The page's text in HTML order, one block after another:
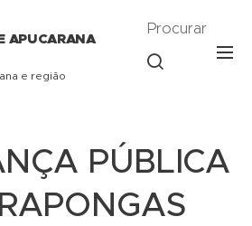
APUCARANA
e região
Procurar
PÚBLICA